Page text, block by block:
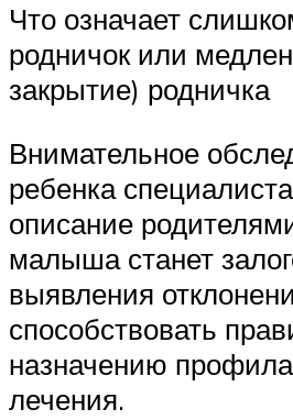
Что означает
родничок или
закрытие) родничка
Внимательное
ребенка
описание
малыша станет
выявления
способствовать
назначению
лечения.